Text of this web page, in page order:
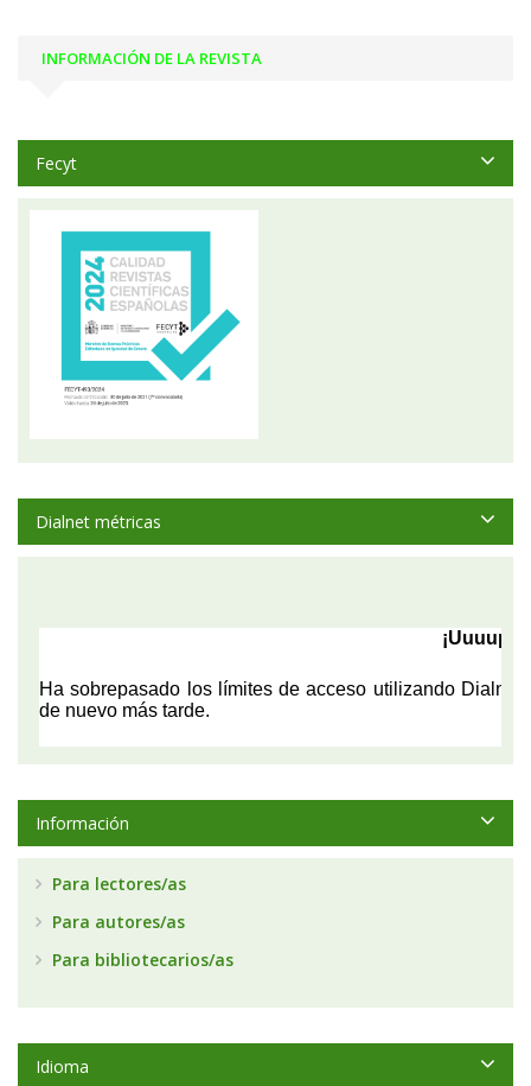
INFORMACIÓN DE LA REVISTA
Fecyt
Dialnet métricas
Información
Para lectores/as
Para autores/as
Para bibliotecarios/as
Idioma